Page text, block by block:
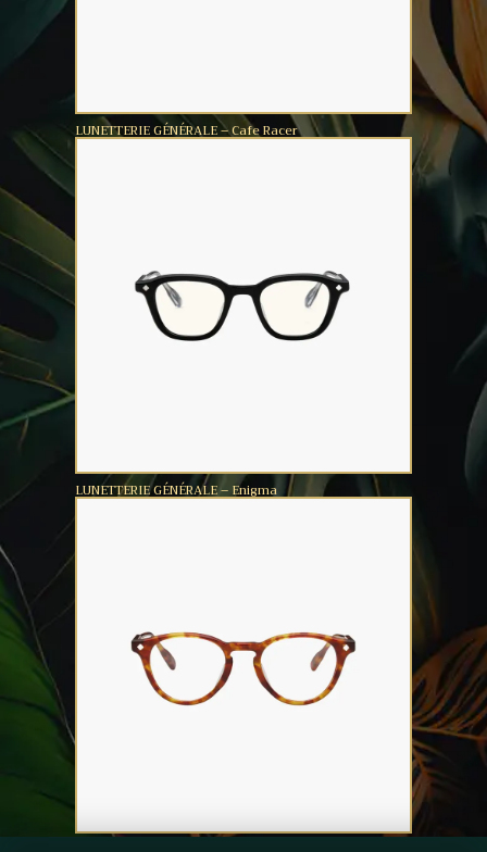
LUNETTERIE GÉNÉRALE – Cafe Racer
LUNETTERIE GÉNÉRALE – Enigma